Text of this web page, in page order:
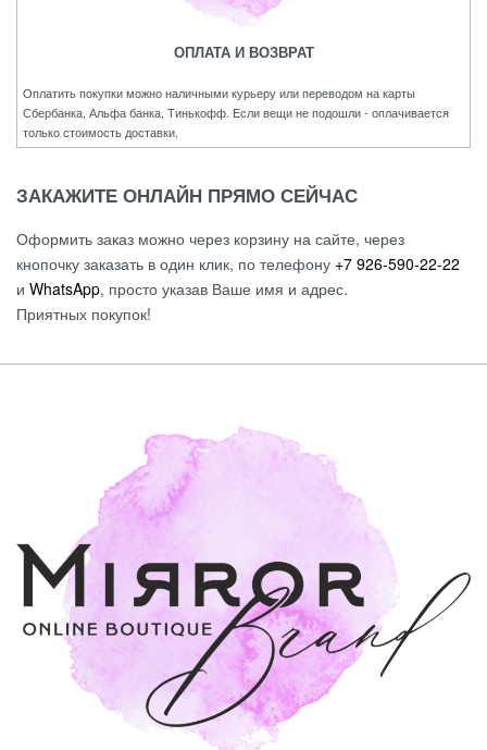
ОПЛАТА И ВОЗВРАТ
Оплатить покупки можно наличными курьеру или переводом на карты
Сбербанка, Альфа банка, Тинькофф. Если вещи не подошли - оплачивается
только стоимость доставки.
ЗАКАЖИТЕ ОНЛАЙН ПРЯМО СЕЙЧАС
Оформить заказ можно через корзину на сайте, через
кнопочку заказать в один клик, по телефону +7 926-590-22-22
и WhatsApp, просто указав Ваше имя и адрес.
Приятных покупок!